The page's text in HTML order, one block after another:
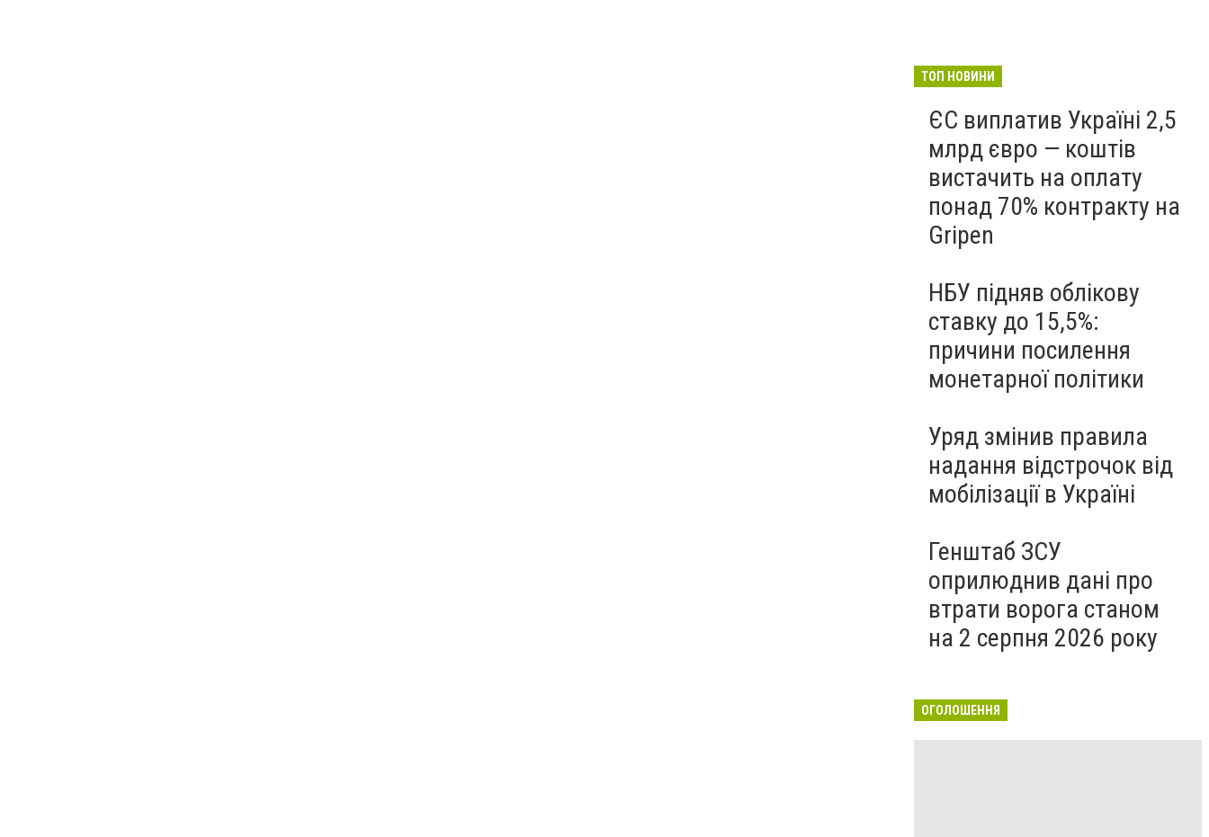
ТОП НОВИНИ
ЄС виплатив Україні 2,5
млрд євро — коштів
вистачить на оплату
понад 70% контракту на
Gripen
НБУ підняв облікову
ставку до 15,5%:
причини посилення
монетарної політики
Уряд змінив правила
надання відстрочок від
мобілізації в Україні
Генштаб ЗСУ
оприлюднив дані про
втрати ворога станом
на 2 серпня 2026 року
ОГОЛОШЕННЯ